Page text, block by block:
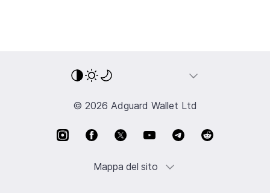
© 2026 Adguard Wallet Ltd
Mappa del sito